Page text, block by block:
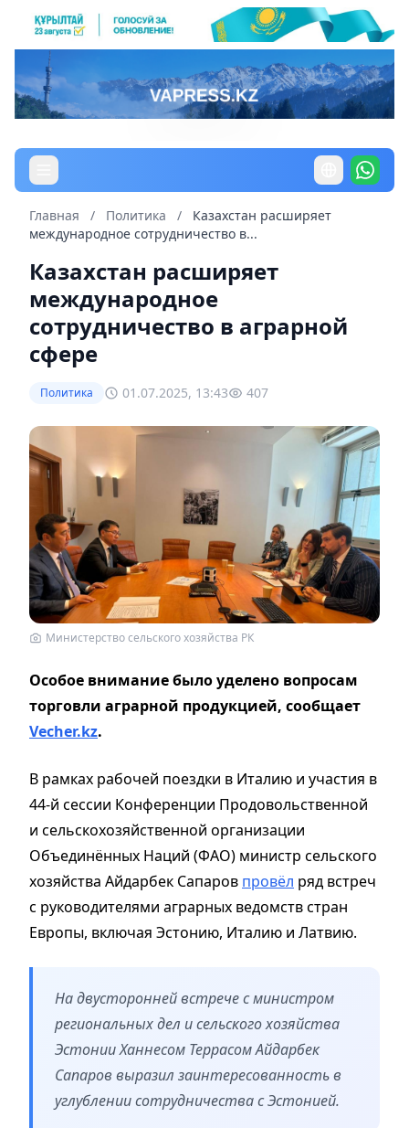
Главная / Политика /
Казахстан расширяет
международное сотрудничество в...
Казахстан расширяет
международное
сотрудничество в аграрной
сфере
Политика 01.07.2025, 13:43 407
Министерство сельского хозяйства РК
Особое внимание было уделено вопросам
торговли аграрной продукцией, сообщает
Vecher.kz.
В рамках рабочей поездки в Италию и участия в
44-й сессии Конференции Продовольственной
и сельскохозяйственной организации
Объединённых Наций (ФАО) министр сельского
хозяйства Айдарбек Сапаров провёл ряд встреч
с руководителями аграрных ведомств стран
Европы, включая Эстонию, Италию и Латвию.
На двусторонней встрече с министром
региональных дел и сельского хозяйства
Эстонии Ханнесом Террасом Айдарбек
Сапаров выразил заинтересованность в
углублении сотрудничества с Эстонией.